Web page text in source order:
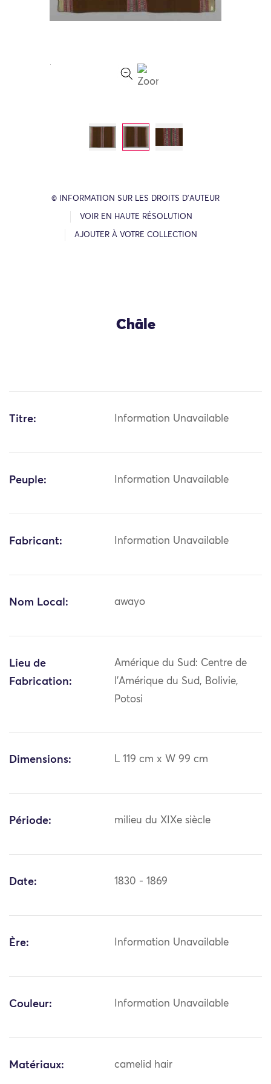
© INFORMATION SUR LES DROITS D’AUTEUR
VOIR EN HAUTE RÉSOLUTION
AJOUTER À VOTRE COLLECTION
Châle
Titre: Information Unavailable
Peuple: Information Unavailable
Fabricant: Information Unavailable
Nom Local: awayo
Lieu de
Fabrication:
Amérique du Sud: Centre de
l'Amérique du Sud, Bolivie,
Potosi
Dimensions: L 119 cm x W 99 cm
Période: milieu du XIXe siècle
Date: 1830 - 1869
Ère: Information Unavailable
Couleur: Information Unavailable
Matériaux: camelid hair